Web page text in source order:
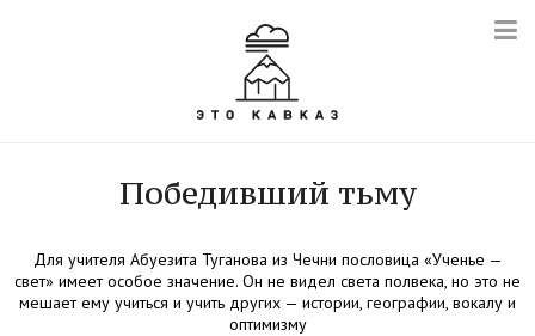
Победивший тьму
Для учителя Абуезита Туганова из Чечни пословица «Ученье —
свет» имеет особое значение. Он не видел света полвека, но это не
мешает ему учиться и учить других — истории, географии, вокалу и
оптимизму